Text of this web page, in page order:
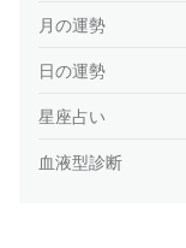
月の運勢
日の運勢
星座占い
血液型診断